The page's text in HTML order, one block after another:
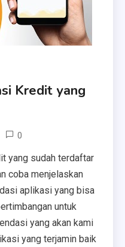
Kredit yang
0
yang sudah terdaftar
coba menjelaskan
aplikasi yang bisa
untuk
yang akan kami
yang terjamin baik